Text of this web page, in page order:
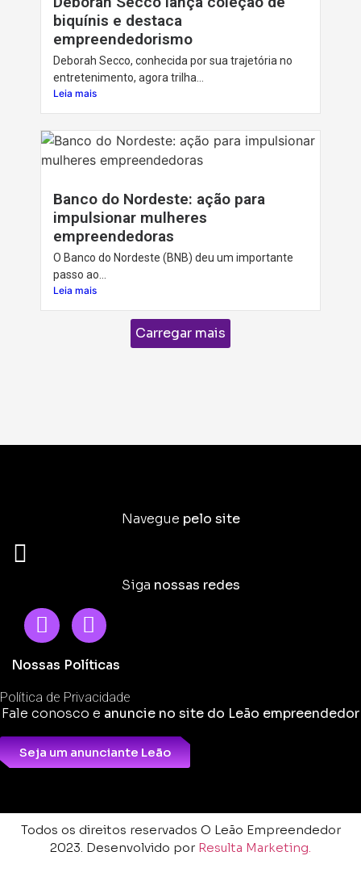
biquínis e destaca
empreendedorismo
Deborah Secco, conhecida por sua trajetória no
entretenimento, agora trilha...
Leia mais
Banco do Nordeste: ação para
impulsionar mulheres
empreendedoras
O Banco do Nordeste (BNB) deu um importante
passo ao...
Leia mais
Carregar mais
Navegue pelo site
Siga nossas redes
Nossas Políticas
Política de Privacidade
Fale conosco e anuncie no site do Leão empreendedor
Seja um anunciante Leão
Todos os direitos reservados O Leão Empreendedor
2023. Desenvolvido por Resulta Marketing.